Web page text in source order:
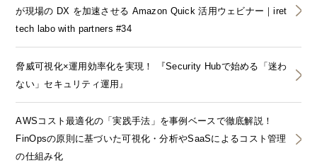
が現場の DX を加速させる Amazon Quick 活用ウェビナー｜iret
tech labo with partners #34
脅威可視化×運用効率化を実現！ 『Security Hubで始める「迷わ
ない」セキュリティ運用』
AWSコスト最適化の「実践手法」を事例ベースで徹底解説！
FinOpsの原則に基づいた可視化・分析やSaaSによるコスト管理
の仕組み化